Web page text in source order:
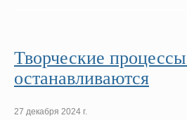
Творческие
останавливаются
27 декабря 2024 г.